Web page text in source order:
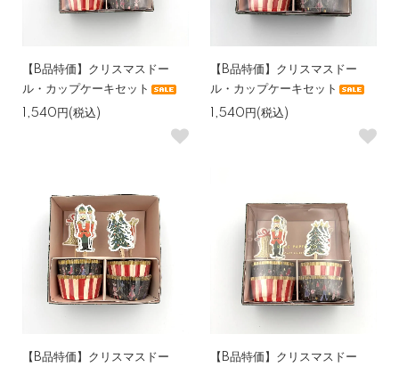
【B品特価】クリスマスドー
ル・カップケーキセット
1,540円(税込)
【B品特価】クリスマスドー
ル・カップケーキセット
1,540円(税込)
【B品特価】クリスマスドー
【B品特価】クリスマスドー